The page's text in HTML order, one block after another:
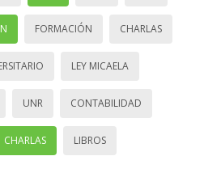
FORMACIÓN CHARLAS
LEY MICAELA
UNR CONTABILIDAD
CHARLAS LIBROS